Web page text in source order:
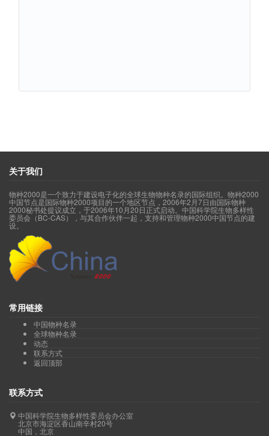
关于我们
物种2000是一个致力于建设电子化的全球生物物种名录的国际组织。物种2000
中国节点是国际物种2000项目的一个地区节点，2006年2月7日由国际物种
2000秘书处提议成立，于2006年10月20日正式启动。中国科学院生物多样性
委员会（BC-CAS），与其合作伙伴一起，支持和管理物种2000中国节点的建
设。
常用链接
中国物种名录
全球物种名录
动态
联系方式
返回顶部
联系方式
中国科学院生物多样性委员会办公室
北京市海淀区香山南辛村20号
中国，北京